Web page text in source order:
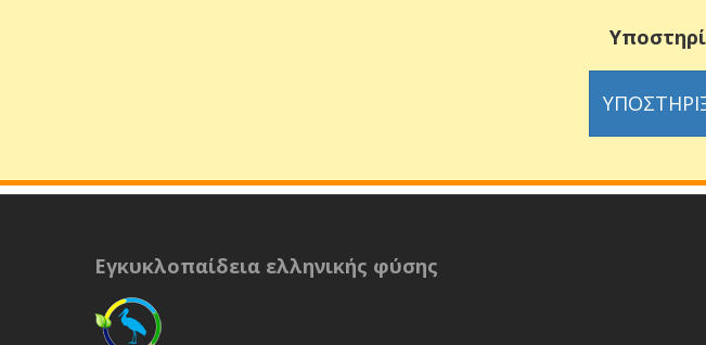
Εγκυκλοπαίδεια ελληνικής φύσης